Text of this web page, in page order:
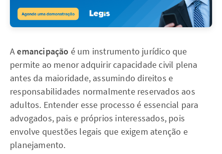
Aemancipação é um instrumento jurídico que
permite ao menor adquirir capacidade civil plena
antes da maioridade, assumindo direitos e
responsabilidades normalmente reservados aos
adultos. Entender esse processo é essencial para
advogados, pais e próprios interessados, pois
envolve questões legais que exigem atenção e
planejamento.